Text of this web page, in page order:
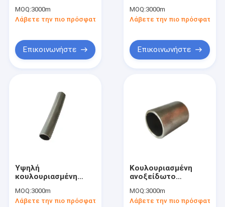
σωλήνωση CT70
γεώτρησης
MOQ:3000m
Λάβετε την πιο πρόσφατη τιμή
Επικοινωνήστε
γεώτρηση
πετρελαίου σωλήνας
σωληνώσεων
MOQ:3000m
Λάβετε την πιο πρόσφατη
Επικοινωνήστε
Υψηλή
κουλουριασμένη
περιοχή σωλήνωση
που τρυπά το 3/4»
MOQ:3000m
Λάβετε την πιο πρόσφατη τιμή
Κουλουριασμένη
ανοξείδωτο
13Cr για τη
γεώτρηση
MOQ:3000m
Λάβετε την πιο πρόσφατη